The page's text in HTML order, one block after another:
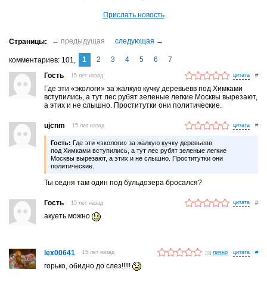
Прислать новость
комментариев 101 1 2 3 4 5 6
7
Гость
15 лет назад #
Где эти «экологи» за жалкую кучку деревьевв под Химками
вступились, а тут лес рубят зеленые легкие Москвы вырезают,
а этих и не слышно. Проститутки они политические.
ujcnm 15 лет назад #
Гость: Где эти «экологи» за жалкую кучку деревьевв
под Химками вступились, а тут лес рубят зеленые легкие
Москвы вырезают, а этих и не слышно. Проститутки они
политические.
Ты седня там один под бульдозера бросался?
Гость 15 лет назад #
акуеть можно
lex00641 15 лет назад лично #
горько, обидно до слез!!!!!